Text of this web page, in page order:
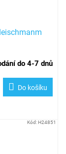
do 4-7 dnů
Do košíku
Kód:H24851